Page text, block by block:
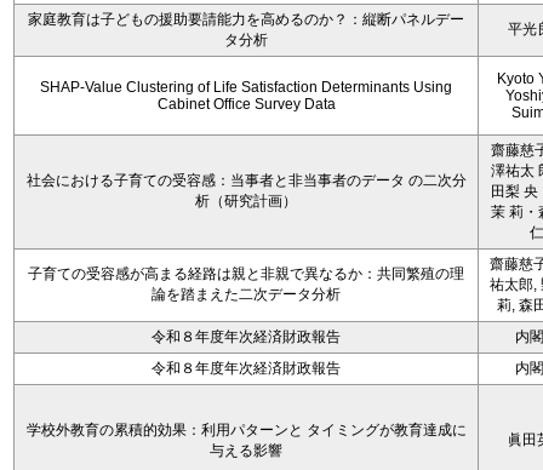
家庭教育は子どもの援助要請能力を高めるのか？：縦断パネルデー
タ分析
平光
SHAP-Value Clustering of Life Satisfaction Determinants Using
Cabinet Office Survey Data
Kyoto
社会における子育ての受容感：当事者と非当事者のデータ の二次分
析（研究計画）
齋藤慈
澤祐太
田梨 央
茉 莉・
仁
子育ての受容感が高まる経路は親と非親で異なるか：共同繁殖の理
論を踏まえた二次データ分析
齋藤慈
祐太郎,
莉, 森
令和８年度年次経済財政報告
内
令和８年度年次経済財政報告
内
学校外教育の累積的効果：利用パターンと タイミングが教育達成に
与える影響
眞田